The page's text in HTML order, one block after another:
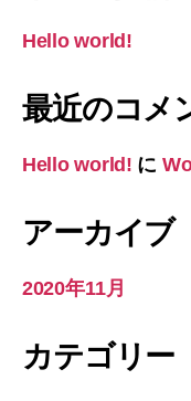
Hello world!
最近のコメ
Hello world! に
アーカイブ
2020年11月
カテゴリー